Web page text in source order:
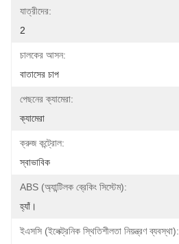
যাত্রীদের:
2
চালকের আসন:
বাতাসের চাপ
পেছনের ক্যামেরা:
ক্যামেরা
ক্রুজ কন্ট্রোল:
স্বাভাবিক
ABS (অ্যান্টিলক ব্রেকিং সিস্টেম):
হ্যাঁ।
ইএসসি (ইলেক্ট্রনিক স্থিতিশীলতা নিয়ন্ত্রণ ব্যবস্থা):